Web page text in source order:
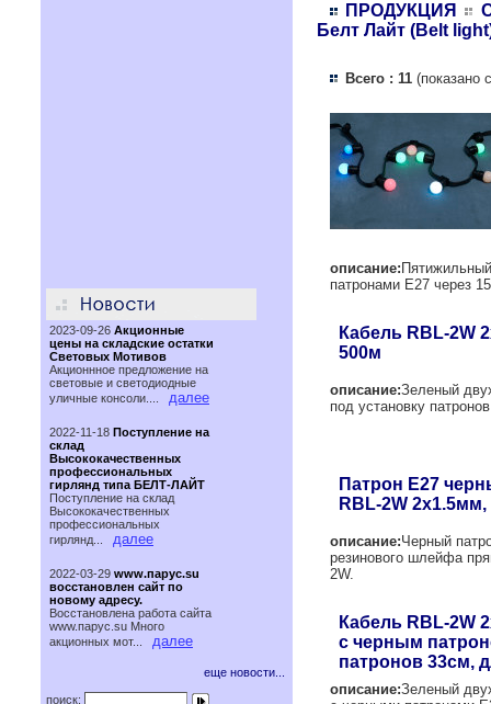
2023-09-26 Акционные
цены на складские остатки
Световых Мотивов
Акционнное предложение на
световые и светодиодные
уличные консоли....
далее
2022-11-18 Поступление на
склад
Высококачественных
профессиональных
гирлянд типа БЕЛТ-ЛАЙТ
Поступление на склад
Высококачественных
профессиональных
гирлянд...
далее
2022-03-29 www.парус.su
восстановлен сайт по
новому адресу.
Восстановлена работа сайта
www.паруc.su Много
акционных мот...
далее
еще новости...
поиск:
ПРОДУКЦИЯ
Белт Лайт (Belt
Всего : 11 (показано
описание:
патронами Е27 через
Кабель RBL-2W
500м
описание:Зеленый
под установку
Патрон Е27
RBL-2W
описание:Черный
резинового шлейфа
2W.
Кабель RBL-2W
с черным
патронов 33см,
описание:Зеленый